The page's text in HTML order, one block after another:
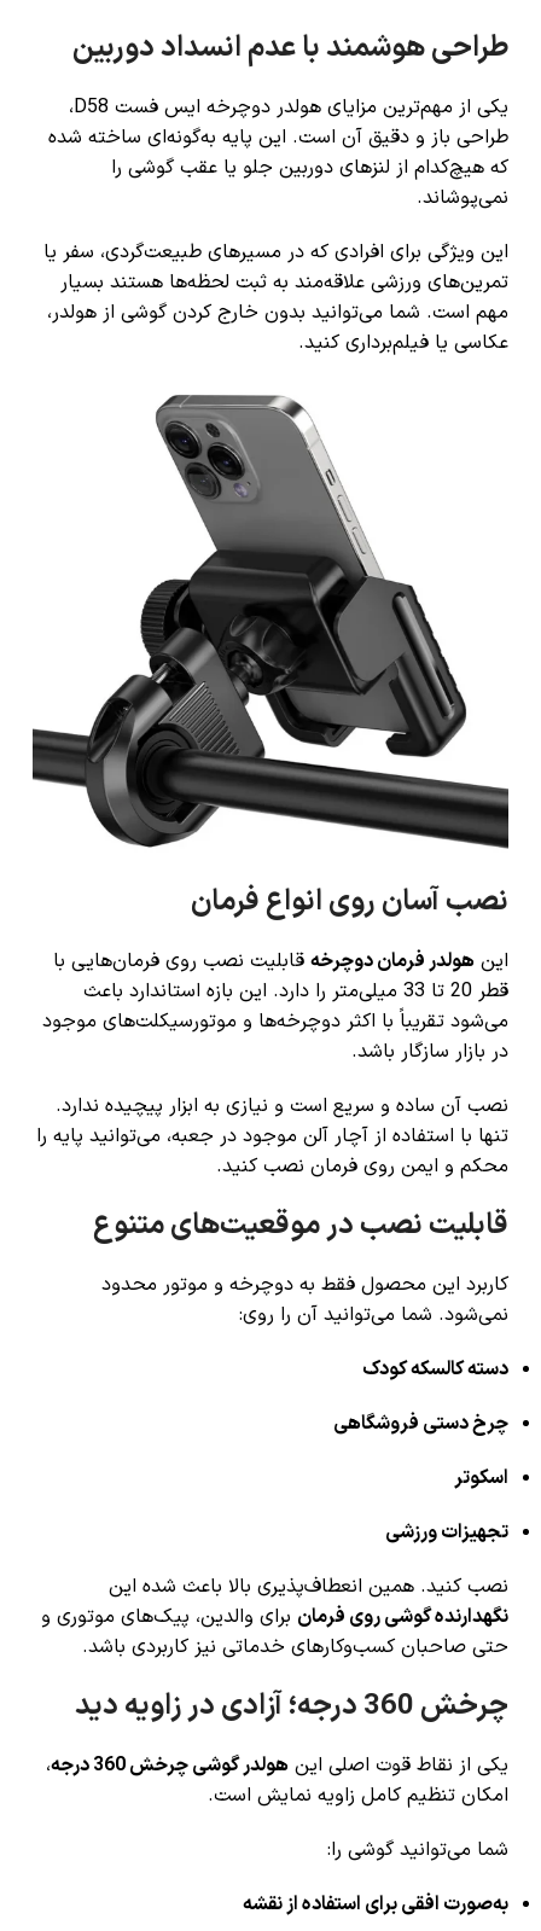
طراحی هوشمند با عدم انسداد دوربین
یکی از مهم‌ترین مزایای هولدر دوچرخه ایس فست D58،
طراحی باز و دقیق آن است. این پایه به‌گونه‌ای ساخته شده
که هیچ‌کدام از لنزهای دوربین جلو یا عقب گوشی را
نمی‌پوشاند.
این ویژگی برای افرادی که در مسیرهای طبیعت‌گردی، سفر یا
تمرین‌های ورزشی علاقه‌مند به ثبت لحظه‌ها هستند بسیار
مهم است. شما می‌توانید بدون خارج کردن گوشی از هولدر،
عکاسی یا فیلم‌برداری کنید.
نصب آسان روی انواع فرمان
این هولدر فرمان دوچرخهقابلیت نصب روی فرمان‌هایی با
قطر 20 تا 33 میلی‌متر را دارد. این بازه استاندارد باعث
می‌شود تقریباً با اکثر دوچرخه‌ها و موتورسیکلت‌های موجود
در بازار سازگار باشد.
نصب آن ساده و سریع است و نیازی به ابزار پیچیده ندارد.
تنها با استفاده از آچار آلن موجود در جعبه، می‌توانید پایه را
محکم و ایمن روی فرمان نصب کنید.
قابلیت نصب در موقعیت‌های متنوع
کاربرد این محصول فقط به دوچرخه و موتور محدود
نمی‌شود. شما می‌توانید آن را روی:
دسته کالسکه کودک
چرخ دستی فروشگاهی
اسکوتر
تجهیزات ورزشی
نصب کنید. همین انعطاف‌پذیری بالا باعث شده این
نگهدارنده گوشی روی فرمان برای والدین، پیک‌های موتوری و
حتی صاحبان کسب‌وکارهای خدماتی نیز کاربردی باشد.
چرخش 360 درجه؛ آزادی در زاویه دید
یکی از نقاط قوت اصلی این هولدر گوشی چرخش 360 درجه
،
امکان تنظیم کامل زاویه نمایش است.
شما می‌توانید گوشی را:
به‌صورت افقی برای استفاده از نقشه